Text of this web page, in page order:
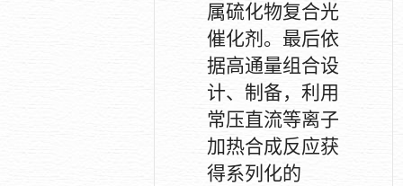
属硫化物复合光
催化剂。最后依
据高通量组合设
计、制备，利用
常压直流等离子
加热合成反应获
得系列化的